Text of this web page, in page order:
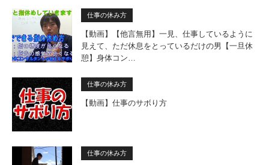
仕事の休み方
【動画】【他言無用】一見、仕事しているように
見えて、ただ休息をとっているだけの男【一旦休
憩】身体コン…
仕事の休み方
【動画】仕事のサボり方
仕事の休み方